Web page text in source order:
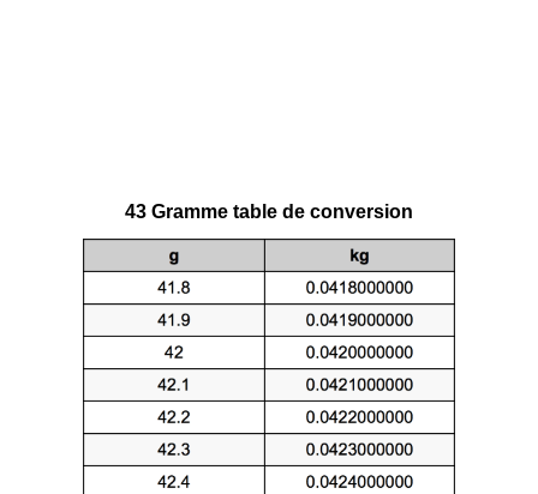
43 Gramme table de conversion